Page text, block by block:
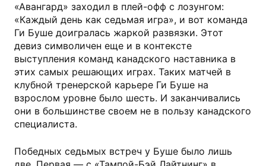
«Авангард» заходил в плей-офф с лозунгом:
«Каждый день как седьмая игра», и вот команда
Ги Буше доигралась жаркой развязки. Этот
девиз символичен еще и в контексте
выступления команд канадского наставника в
этих самых решающих играх. Таких матчей в
клубной тренерской карьере Ги Буше на
взрослом уровне было шесть. И заканчивались
они в большинстве своем не в пользу канадского
специалиста.
Победных седьмых встреч у Буше было лишь